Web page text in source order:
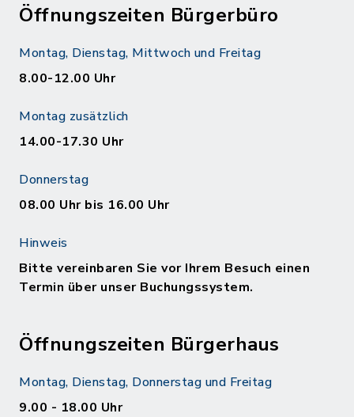
Öffnungszeiten Bürgerbüro
Montag, Dienstag, Mittwoch und Freitag
8.00-12.00 Uhr
Montag zusätzlich
14.00-17.30 Uhr
Donnerstag
08.00 Uhr bis 16.00 Uhr
Hinweis
Bitte vereinbaren Sie vor Ihrem Besuch einen
Termin über unser Buchungssystem.
Öffnungszeiten Bürgerhaus
Montag, Dienstag, Donnerstag und Freitag
9.00 - 18.00 Uhr